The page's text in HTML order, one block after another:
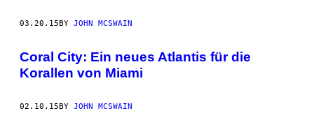
03.20.15BY JOHN MCSWAIN
Coral City: Ein neues Atlantis für die
Korallen von Miami
02.10.15BY JOHN MCSWAIN